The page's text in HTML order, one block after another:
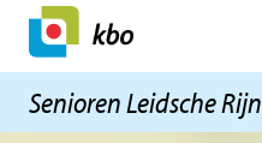
Senioren Leidsche Rijn